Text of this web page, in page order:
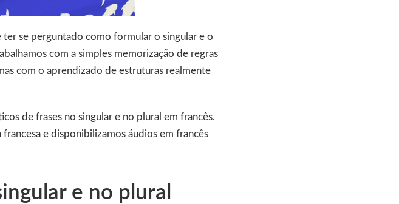
se perguntado como formular o singular e o
com a simples memorização de regras
com o aprendizado de estruturas realmente
de frases no singular e no plural em francês.
e disponibilizamos áudios em francês
e no plural